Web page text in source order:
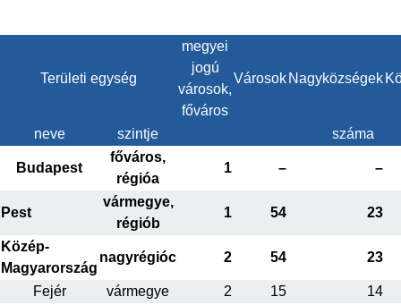
Területi egység
megyei
jogú
városok,
főváros
Városok Nagyközségek
neve szintje száma
Budapest
főváros,
régióa
1 – –
Pest
vármegye,
régiób
1 54 23
Közép-
Magyarország
nagyrégióc 2 54 23
Fejér vármegye 2 15
14